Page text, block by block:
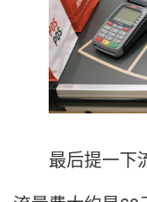
最后提一下流